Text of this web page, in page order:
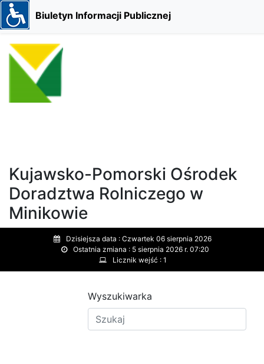
Biuletyn Informacji Publicznej
Kujawsko-Pomorski Ośrodek
Doradztwa Rolniczego w
Minikowie
Dzisiejsza data : Czwartek 06 sierpnia 2026
Ostatnia zmiana : 5 sierpnia 2026 r. 07:20
Licznik wejść : 1
Wyszukiwarka